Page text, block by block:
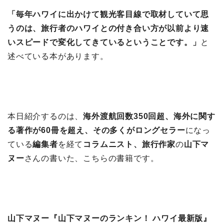
「毎年ハワイに出かけて観光客目線で取材していて思
うのは、旅行者のハワイとの付き合い方が以前より速
いスピードで変化してきているということです。」 と
述べている本があります。
本日紹介するのは、海外渡航回数350回超、海外に関す
る著作が60冊を超え、その多くがロングセラーになっ
ている編集者を経て コラムニスト、旅行作家の山下マ
ヌーさんの書いた、こちらの書籍です。
山下マヌー『山下マヌーのランキン！ ハワイ最新版』